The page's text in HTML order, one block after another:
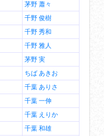
茅野 蕭々
千野 俊樹
千野 秀和
千野 雅人
茅野 実
ちば あきお
千葉 ありさ
千葉 一伸
千葉 えりか
千葉 和雄